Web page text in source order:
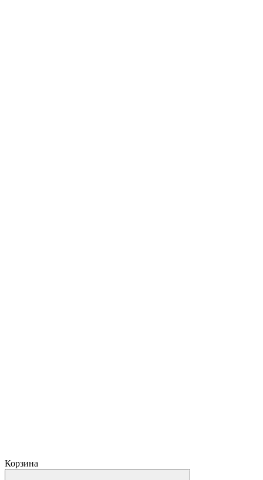
Корзина